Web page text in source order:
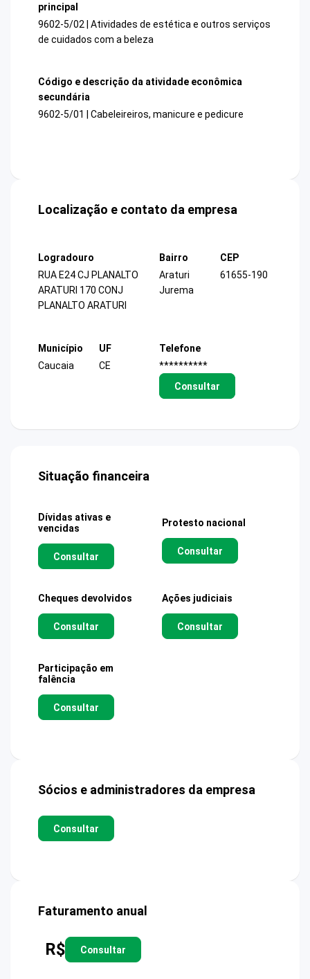
principal
9602-5/02 | Atividades de estética e outros serviços
de cuidados com a beleza
Código e descrição da atividade econômica
secundária
9602-5/01 | Cabeleireiros, manicure e pedicure
Localização e contato da empresa
Logradouro
RUA E24 CJ PLANALTO
ARATURI 170 CONJ
PLANALTO ARATURI
Bairro
Araturi
Jurema
CEP
61655-190
Município
Caucaia
UF
CE
Telefone
**********
Consultar
Situação financeira
Dívidas ativas e
vencidas
Consultar
Protesto nacional
Consultar
Cheques devolvidos
Consultar
Ações judiciais
Consultar
Participação em
falência
Consultar
Sócios e administradores da empresa
Consultar
Faturamento anual
R$ Consultar